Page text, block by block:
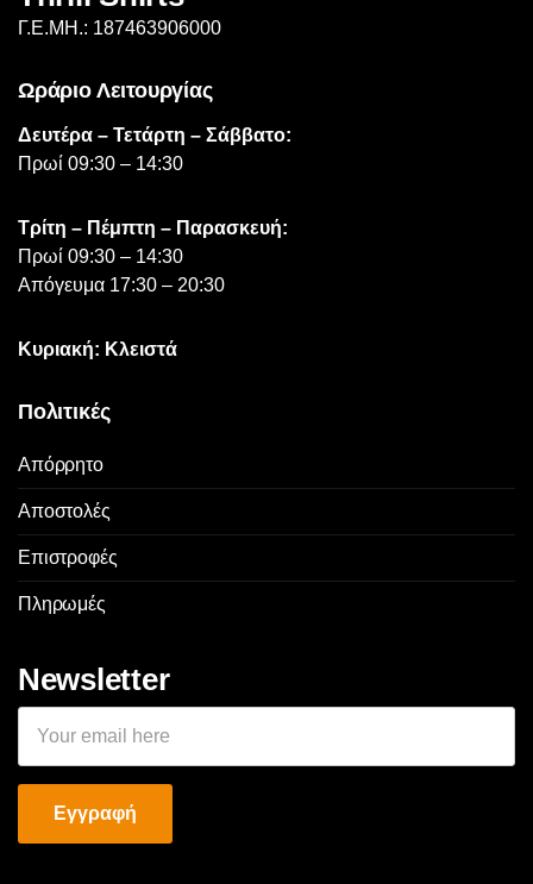
προϊόντος
Γ.Ε.ΜΗ.: 187463906000
Ωράριο Λειτουργίας
Δευτέρα – Τετάρτη – Σάββατο:
Πρωί 09:30 – 14:30
Τρίτη – Πέμπτη – Παρασκευή:
Πρωί 09:30 – 14:30
Απόγευμα 17:30 – 20:30
Κυριακή: Κλειστά
Πολιτικές
Απόρρητο
Αποστολές
Επιστροφές
Πληρωμές
Newsletter